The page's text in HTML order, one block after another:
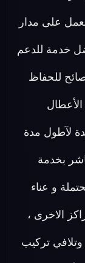
على مدار
خدمة للدعم
للحفاظ
لآطول مدة
بخدمة
و عناء
الاخرى ،
وتلافي تركيب